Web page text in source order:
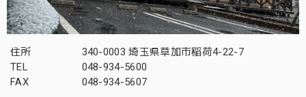
住所
340-0003 埼玉県草加市稲荷4-22-7
TEL
048-934-5600
FAX
048-934-5607